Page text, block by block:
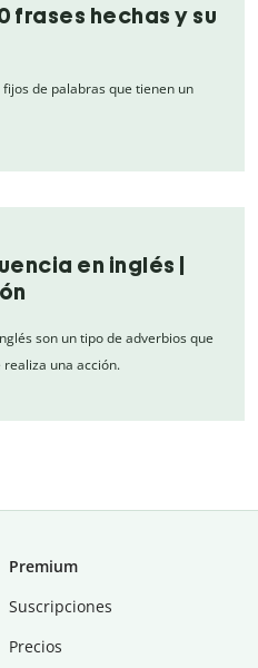
frases hechas y su
de palabras que tienen un
en inglés |
son un tipo de adverbios que
una acción.
Premium
Suscripciones
Precios